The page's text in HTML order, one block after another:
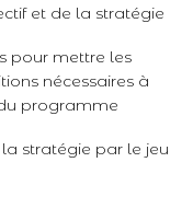
et de la stratégie
pour mettre les
nécessaires à
programme
stratégie par le jeu